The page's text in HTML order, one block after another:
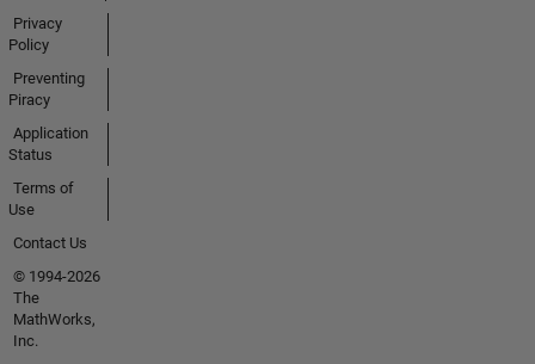
Privacy
Policy
Preventing
Piracy
Application
Status
Terms of
Use
Contact Us
© 1994-2026
The
MathWorks,
Inc.